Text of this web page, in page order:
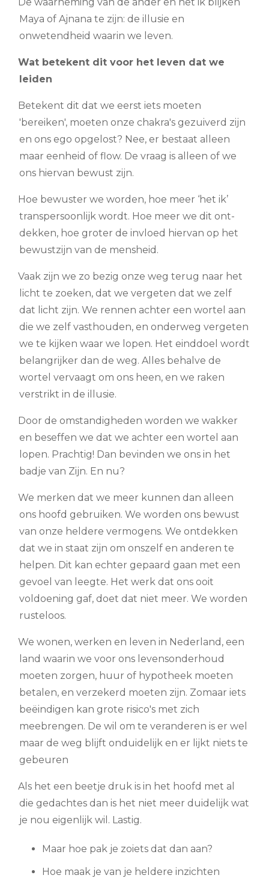
Maya of Ajnana te zijn: de illusie en
onwetendheid waarin we leven.
Wat betekent dit voor het leven dat we
leiden
Betekent dit dat we eerst iets moeten
'bereiken', moeten onze chakra's gezuiverd zijn
en ons ego opgelost? Nee, er bestaat alleen
maar eenheid of flow. De vraag is alleen of we
ons hiervan bewust zijn.
Hoe bewuster we worden, hoe meer ‘het ik’
transpersoonlijk wordt. Hoe meer we dit ont-
dekken, hoe groter de invloed hiervan op het
bewustzijn van de mensheid.
Vaak zijn we zo bezig onze weg terug naar het
licht te zoeken, dat we vergeten dat we zelf
dat licht zijn. We rennen achter een wortel aan
die we zelf vasthouden, en onderweg vergeten
we te kijken waar we lopen. Het einddoel wordt
belangrijker dan de weg. Alles behalve de
wortel vervaagt om ons heen, en we raken
verstrikt in de illusie.
Door de omstandigheden worden we wakker
en beseffen we dat we achter een wortel aan
lopen. Prachtig! Dan bevinden we ons in het
badje van Zijn. En nu?
We merken dat we meer kunnen dan alleen
ons hoofd gebruiken. We worden ons bewust
van onze heldere vermogens. We ontdekken
dat we in staat zijn om onszelf en anderen te
helpen. Dit kan echter gepaard gaan met een
gevoel van leegte. Het werk dat ons ooit
voldoening gaf, doet dat niet meer. We worden
rusteloos.
We wonen, werken en leven in Nederland, een
land waarin we voor ons levensonderhoud
moeten zorgen, huur of hypotheek moeten
betalen, en verzekerd moeten zijn. Zomaar iets
beëindigen kan grote risico's met zich
meebrengen. De wil om te veranderen is er wel
maar de weg blijft onduidelijk en er lijkt niets te
gebeuren
Als het een beetje druk is in het hoofd met al
die gedachtes dan is het niet meer duidelijk wat
je nou eigenlijk wil. Lastig.
Maar hoe pak je zoiets dat dan aan?
Hoe maak je van je heldere inzichten